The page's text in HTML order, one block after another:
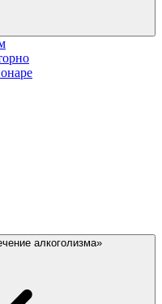
алкоголизма»